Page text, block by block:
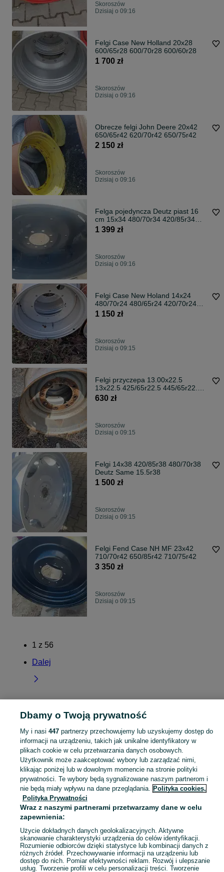
Skoroszów
Dzisiaj o 09:16
Felgi Case New Holland 20x28
600/65r28 600/70r28 600/60r28
1 700 zł
Skoroszów
Dzisiaj o 09:16
Obrecze felgi John Deere 20x42
650/65r42 620/70r42 650/75r42
2 150 zł
Skoroszów
Dzisiaj o 09:16
Felga pojedyncza Deutz piast 16
cm 15x34 480/70r34 420/85r34
460/85r34
1 399 zł
Skoroszów
Dzisiaj o 09:16
Felgi Case New Holand 14x24
480/70r24 480/65r24 420/70r24
420/85r24
1 150 zł
Skoroszów
Dzisiaj o 09:15
Felgi przyczepa 13.00x22.5
13x22.5 425/65r22.5 445/65r22.5
felga
630 zł
Skoroszów
Dzisiaj o 09:15
Felgi 14x38 420/85r38 480/70r38
Deutz Same 15.5r38
1 500 zł
Skoroszów
Dzisiaj o 09:15
Felgi Fend Case NH MF 23x42
710/70r42 650/85r42 710/75r42
3 350 zł
Skoroszów
Dzisiaj o 09:15
1 z 56
Dalej
Strona główna Wielkopolskie Skoroszów
KATEGORIA
Zobacz
Mapa kategorii
Mapa miejscowości
Mapa ministron
Popularne wyszukiwania
Dbamy o Twoją prywatność
My i nasi 447partnerzy przechowujemy lub uzyskujemy dostęp do
informacji na urządzeniu, takich jak unikalne identyfikatory w
plikach cookie w celu przetwarzania danych osobowych.
Użytkownik może zaakceptować wybory lub zarządzać nimi,
klikając poniżej lub w dowolnym momencie na stronie polityki
prywatności. Te wybory będą sygnalizowane naszym partnerom i
nie będą miały wpływu na dane przeglądania. Polityka cookies,
Polityka Prywatności
Wraz z naszymi partnerami przetwarzamy dane w celu
zapewnienia:
Użycie dokładnych danych geolokalizacyjnych. Aktywne
skanowanie charakterystyki urządzenia do celów identyfikacji.
Rozumienie odbiorców dzięki statystyce lub kombinacji danych z
różnych źródeł. Przechowywanie informacji na urządzeniu lub
dostęp do nich. Pomiar efektywności reklam. Rozwój i ulepszanie
usług. Tworzenie profili w celu personalizacji treści. Tworzenie